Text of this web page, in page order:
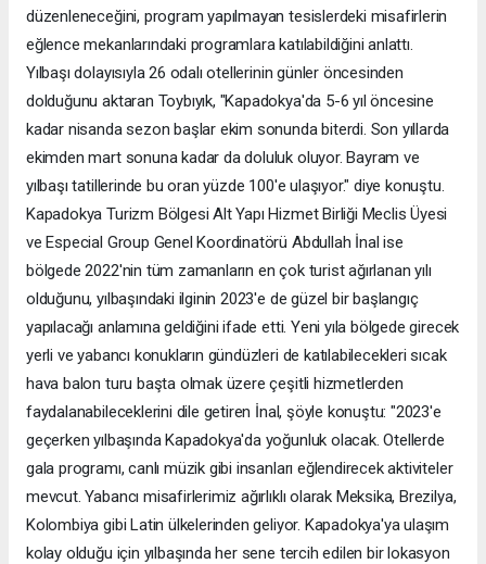
düzenleneceğini, program yapılmayan tesislerdeki misafirlerin
eğlence mekanlarındaki programlara katılabildiğini anlattı.
Yılbaşı dolayısıyla 26 odalı otellerinin günler öncesinden
dolduğunu aktaran Toybıyık, "Kapadokya'da 5-6 yıl öncesine
kadar nisanda sezon başlar ekim sonunda biterdi. Son yıllarda
ekimden mart sonuna kadar da doluluk oluyor. Bayram ve
yılbaşı tatillerinde bu oran yüzde 100'e ulaşıyor." diye konuştu.
Kapadokya Turizm Bölgesi Alt Yapı Hizmet Birliği Meclis Üyesi
ve Especial Group Genel Koordinatörü Abdullah İnal ise
bölgede 2022'nin tüm zamanların en çok turist ağırlanan yılı
olduğunu, yılbaşındaki ilginin 2023'e de güzel bir başlangıç
yapılacağı anlamına geldiğini ifade etti. Yeni yıla bölgede girecek
yerli ve yabancı konukların gündüzleri de katılabilecekleri sıcak
hava balon turu başta olmak üzere çeşitli hizmetlerden
faydalanabileceklerini dile getiren İnal, şöyle konuştu: "2023'e
geçerken yılbaşında Kapadokya'da yoğunluk olacak. Otellerde
gala programı, canlı müzik gibi insanları eğlendirecek aktiviteler
mevcut. Yabancı misafirlerimiz ağırlıklı olarak Meksika, Brezilya,
Kolombiya gibi Latin ülkelerinden geliyor. Kapadokya'ya ulaşım
kolay olduğu için yılbaşında her sene tercih edilen bir lokasyon